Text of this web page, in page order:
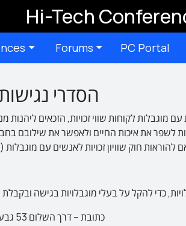
Hi-Tech
Forums PC Portal
הסדרי
לקוחות שווי זכויות, הזכאים ליהנות
את איכות החיים ולאפשר את שילובם
כתובת – דרך השלום 53 גבעתיים בניין הפניקס קומה 24